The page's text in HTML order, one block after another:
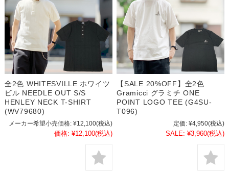
全2色 WHITESVILLE ホワイツ
ビル NEEDLE OUT S/S
HENLEY NECK T-SHIRT
(WV79680)
メーカー希望小売価格: ¥12,100(税込)
価格: ¥12,100(税込)
【SALE 20%OFF】全2色
Gramicci グラミチ ONE
POINT LOGO TEE (G4SU-
T096)
定価: ¥4,950(税込)
SALE: ¥3,960(税込)